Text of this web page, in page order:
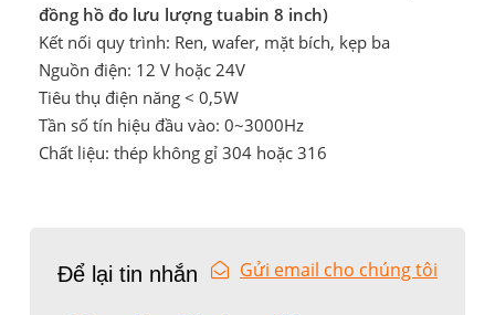
đồng hồ đo lưu lượng tuabin 8 inch)
Kết nối quy trình: Ren, wafer, mặt bích, kẹp ba
Nguồn điện: 12 V hoặc 24V
Tiêu thụ điện năng < 0,5W
Tần số tín hiệu đầu vào: 0~3000Hz
Chất liệu: thép không gỉ 304 hoặc 316
Để lại tin nhắn Gửi email cho chúng tôi